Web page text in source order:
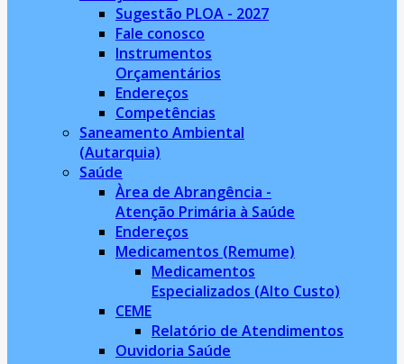
Sugestão PLOA - 2027
Fale conosco
Instrumentos
Orçamentários
Endereços
Competências
Saneamento Ambiental
(Autarquia)
Saúde
Àrea de Abrangência -
Atenção Primária à Saúde
Endereços
Medicamentos (Remume)
Medicamentos
Especializados (Alto Custo)
CEME
Relatório de Atendimentos
Ouvidoria Saúde